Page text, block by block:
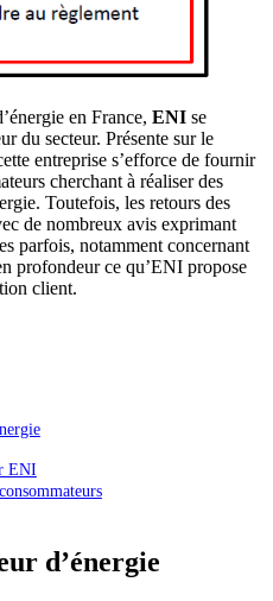
en France, ENI se
du secteur. Présente sur le
entreprise s’efforce de fournir
cherchant à réaliser des
Toutefois, les retours des
de nombreux avis exprimant
parfois, notamment concernant
profondeur ce qu’ENI propose
client.
ENI
d’énergie